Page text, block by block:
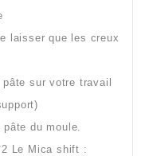
laisser que les creux
sur votre travail
du moule.
Le Mica shift :